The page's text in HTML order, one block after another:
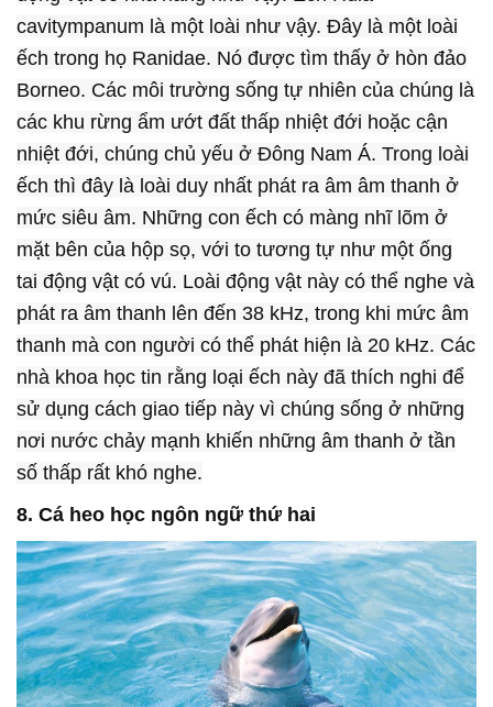
cavitympanum là một loài như vậy. Đây là một loài
ếch trong họ Ranidae. Nó được tìm thấy ở hòn đảo
Borneo. Các môi trường sống tự nhiên của chúng là
các khu rừng ẩm ướt đất thấp nhiệt đới hoặc cận
nhiệt đới, chúng chủ yếu ở Đông Nam Á. Trong loài
ếch thì đây là loài duy nhất phát ra âm âm thanh ở
mức siêu âm. Những con ếch có màng nhĩ lõm ở
mặt bên của hộp sọ, với to tương tự như một ống
tai động vật có vú. Loài động vật này có thể nghe và
phát ra âm thanh lên đến 38 kHz, trong khi mức âm
thanh mà con người có thể phát hiện là 20 kHz. Các
nhà khoa học tin rằng loại ếch này đã thích nghi để
sử dụng cách giao tiếp này vì chúng sống ở những
nơi nước chảy mạnh khiến những âm thanh ở tần
số thấp rất khó nghe.
8. Cá heo học ngôn ngữ thứ hai